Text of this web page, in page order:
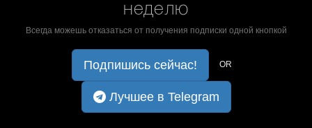
неделю
Всегда можешь отказаться от получения подписки одной кнопкой
Подпишись сейчас! OR
Лучшее в Telegram